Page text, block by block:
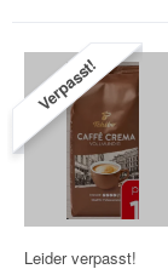
Verpasst!
Leider verpasst!